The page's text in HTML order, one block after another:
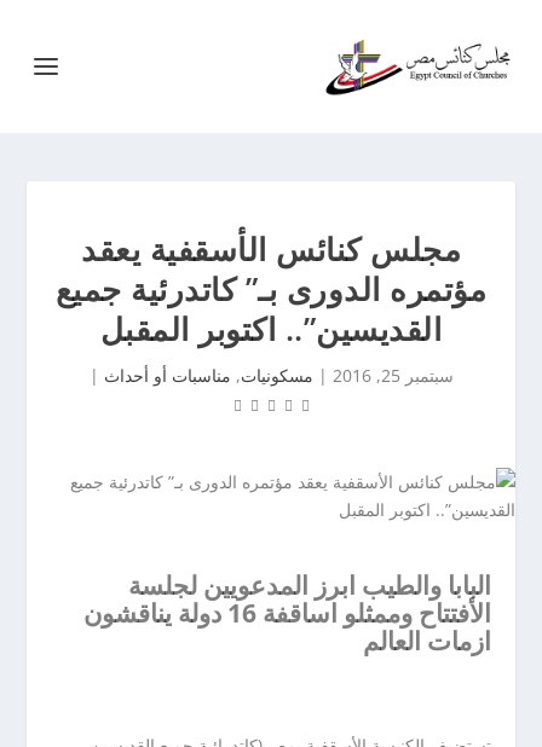
مجلس كنائس الأسقفية يعقد
مؤتمره الدورى بـ” كاتدرئية جميع
القديسين”.. اكتوبر المقبل
سبتمبر 25, 2016 | مسكونيات, مناسبات أو أحداث |
البابا والطيب ابرز المدعويين لجلسة
الأفتتاح وممثلو اساقفة 16 دولة يناقشون
ازمات العالم